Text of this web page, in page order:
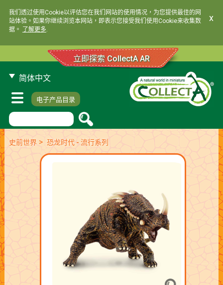
我们透过使用Cookie以评估您在我们网站的使用情况，为您提供最佳的网
站体验。如果你继续浏览本网站，即表示您接受我们使用Cookie来收集数
据。
了解更多.
x
立即探索 CollectA AR
简体中文
电子产品目录
史前世界> 恐龙时代 - 流行系列